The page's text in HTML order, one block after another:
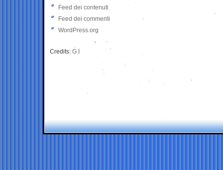
Feed dei contenuti
Feed dei commenti
WordPress.org
Credits: G.I